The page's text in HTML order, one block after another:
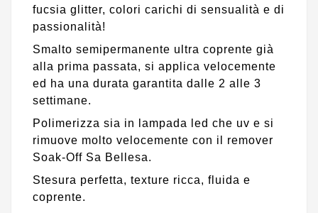
fucsia glitter, colori carichi di sensualità e di
passionalità!
Smalto semipermanente ultra coprente già
alla prima passata, si applica velocemente
ed ha una durata garantita dalle 2 alle 3
settimane.
Polimerizza sia in lampada led che uv e si
rimuove molto velocemente con il remover
Soak-Off Sa Bellesa.
Stesura perfetta, texture ricca, fluida e
coprente.